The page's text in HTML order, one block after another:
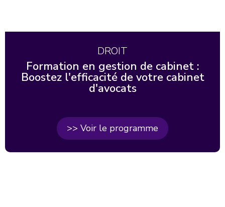
DROIT
Formation en gestion de cabinet :
Boostez l'efficacité de votre cabinet
d'avocats
>> Voir le programme